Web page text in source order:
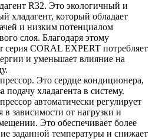
R32. Это экологичный и
хладагент, который обладает
и низким потенциалом
слоя. Благодаря этому
серия CORAL EXPERT потребляет
и уменьшает влияние на
Это сердце кондиционера,
подачу хладагента в систему.
автоматически регулирует
в зависимости от нагрузки и
Это обеспечивает более
заданной температуры и снижает